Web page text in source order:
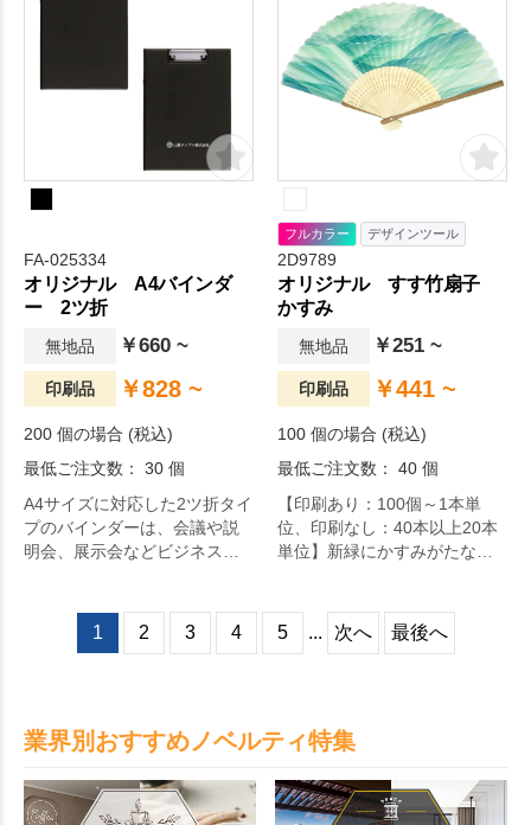
FA-025334
オリジナル A4バインダ
ー 2ツ折
無地品 ￥660 ~
印刷品 ￥828 ~
200 個の場合 (税込)
最低ご注文数： 30 個
A4サイズに対応した2ツ折タイ
プのバインダーは、会議や説
明会、展示会などビジネスシ
フルカラー デザインツール
2D9789
オリジナル すす竹扇子
かすみ
無地品 ￥251 ~
印刷品 ￥441 ~
100 個の場合 (税込)
最低ご注文数： 40 個
【印刷あり：100個～1本単
位、印刷なし：40本以上20本
単位】新緑にかすみがたなび
1 2 3 4 5 ... 次へ 最後へ
業界別おすすめノベルティ特集